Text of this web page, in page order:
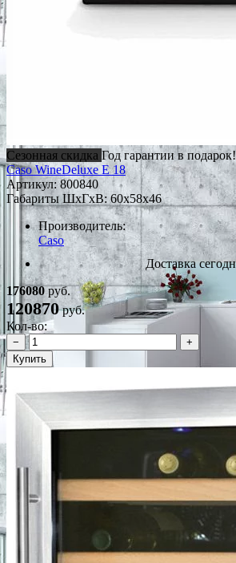
Сезонная скидка Год гарантии в подарок!
Caso WineDeluxe E 18
Артикул:800840
Габариты ШxГxВ: 60x58x46
Производитель:
Caso
Доставка
176080руб.
120870руб.
Кол-во:
−
+
Купить